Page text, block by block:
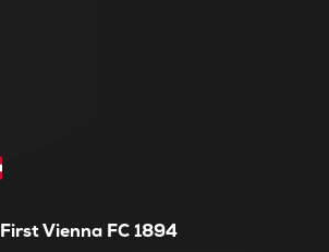
First Vienna FC 1894